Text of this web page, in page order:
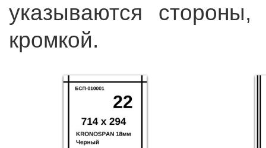
указываются
кромкой.